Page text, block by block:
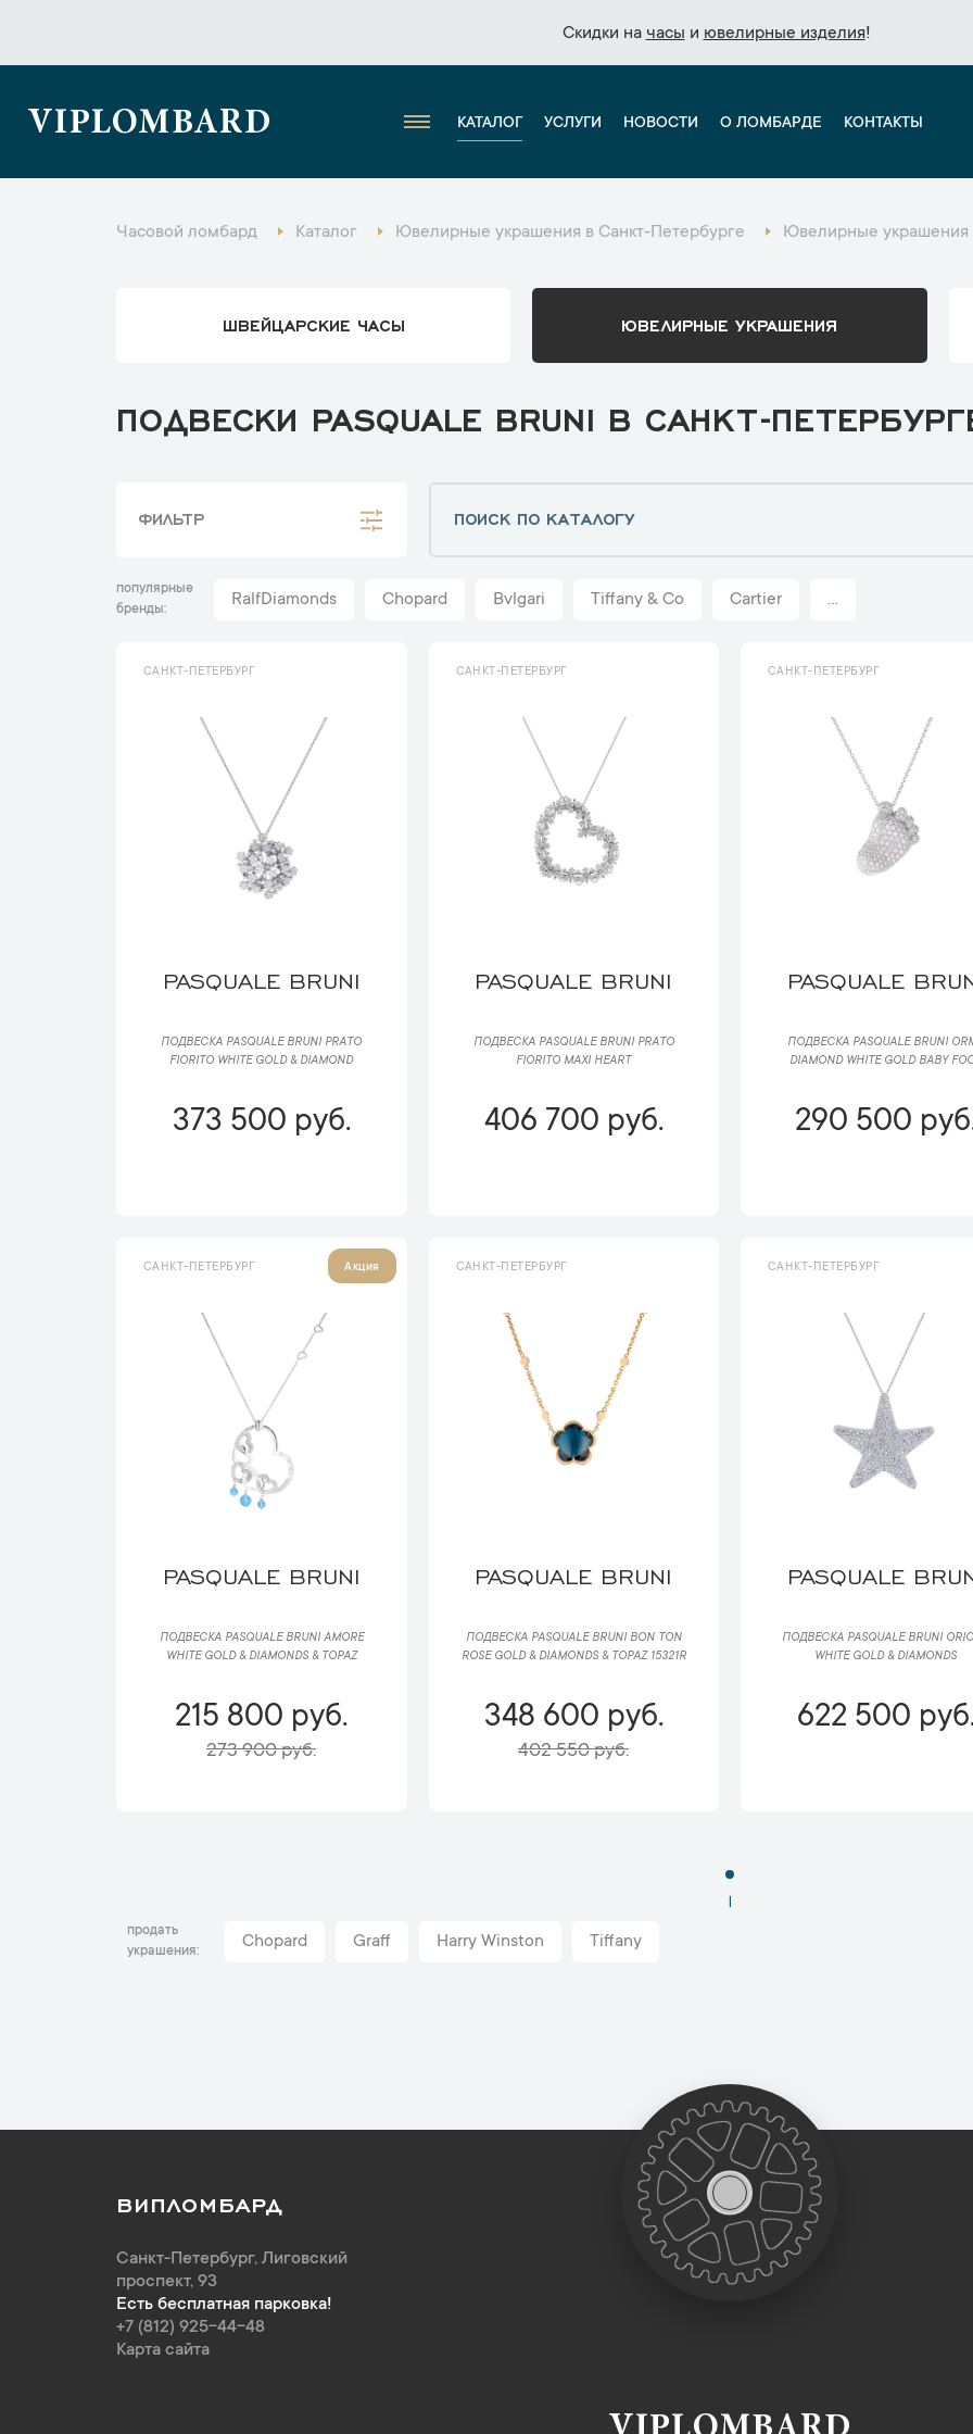
Скидки на часы и ювелирные изделия!
Скидки на часы и ювелирные изделия!
VIPLOMBARD КАТАЛОГ УСЛУГИ НОВОСТИ О ЛОМБАРДЕ КОНТАКТЫ
Часовой ломбард Каталог Ювелирные украшения в Санкт-Петербурге Ювелирные украшения
ШВЕЙЦАРСКИЕ ЧАСЫ ЮВЕЛИРНЫЕ УКРАШЕНИЯ
ПОДВЕСКИ PASQUALE BRUNI В САНКТ-
ФИЛЬТР
популярные
бренды
RalfDiamonds Chopard Bvlgari Tiffany & Co Cartier ...
САНКТ-ПЕТЕРБУРГ
PASQUALE BRUNI
ПОДВЕСКА PASQUALE BRUNI РRАTО
FIORITO WHITE GOLD & DIAMOND
373 500 руб.
САНКТ-ПЕТЕРБУРГ
PASQUALE BRUNI
ПОДВЕСКА PASQUALE BRUNI РRАTО
FIORITO MAXI HEART
406 700 руб.
САНКТ-ПЕТЕРБУРГ
PASQUALE
ПОДВЕСКА PASQUALE BRUNI
DIAMOND WHITE GOLD BABY
290 500
САНКТ-ПЕТЕРБУРГ Акция
PASQUALE BRUNI
ПОДВЕСКА PASQUALE BRUNI AMORE
WHITE GOLD & DIAMONDS & TOPAZ
215 800 руб.
273 900 руб.
САНКТ-ПЕТЕРБУРГ
PASQUALE BRUNI
ПОДВЕСКА PASQUALE BRUNI BON TON
ROSE GOLD & DIAMONDS & TOPAZ 15321R
348 600 руб.
402 550 руб.
САНКТ-ПЕТЕРБУРГ
PASQUALE
ПОДВЕСКА PASQUALE BRUNI
WHITE GOLD & DIAMONDS
622 500
1
продать
украшения
Chopard Graff Harry Winston Tiffany
ВИПЛОМБАРД
Санкт-Петербург, Лиговский
проспект, 93
Есть бесплатная парковка!
+7 (812) 925-44-48
Карта сайта